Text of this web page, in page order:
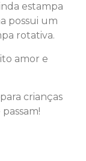
estampa
possui um
rotativa.
amor e
crianças